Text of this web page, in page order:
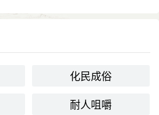
化民成俗
耐人咀嚼